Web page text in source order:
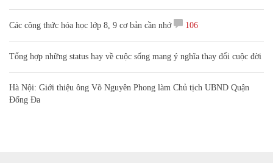
Các công thức hóa học lớp 8, 9 cơ bản cần nhớ 106
Tổng hợp những status hay về cuộc sống mang ý nghĩa thay đổi cuộc đời
Hà Nội: Giới thiệu ông Võ Nguyên Phong làm Chủ tịch UBND Quận
Đống Đa